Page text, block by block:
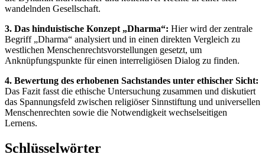
wandelnden Gesellschaft.
3. Das hinduistische Konzept „Dharma“: Hier wird der zentrale
Begriff „Dharma“ analysiert und in einen direkten Vergleich zu
westlichen Menschenrechtsvorstellungen gesetzt, um
Anknüpfungspunkte für einen interreligiösen Dialog zu finden.
4. Bewertung des erhobenen Sachstandes unter ethischer Sicht:
Das Fazit fasst die ethische Untersuchung zusammen und diskutiert
das Spannungsfeld zwischen religiöser Sinnstiftung und universellen
Menschenrechten sowie die Notwendigkeit wechselseitigen
Lernens.
Schlüsselwörter